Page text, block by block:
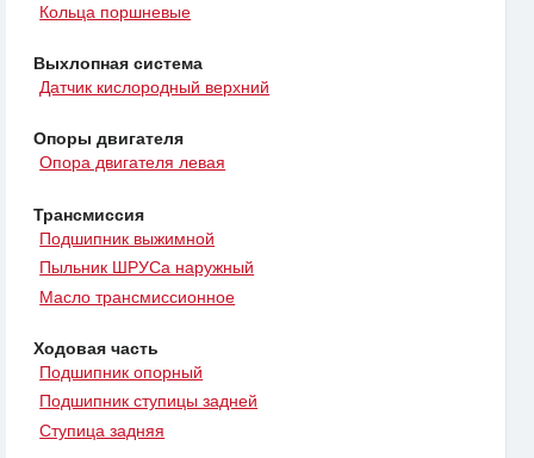
Кольца поршневые
Выхлопная система
Датчик кислородный верхний
Опоры двигателя
Опора двигателя левая
Трансмиссия
Подшипник выжимной
Пыльник ШРУСа наружный
Масло трансмиссионное
Ходовая часть
Подшипник опорный
Подшипник ступицы задней
Ступица задняя